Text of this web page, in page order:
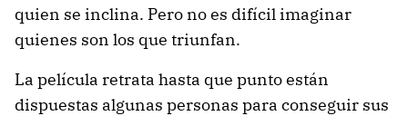
quien se inclina. Pero no es difícil imaginar
quienes son los que triunfan.
La película retrata hasta que punto están
dispuestas algunas personas para conseguir sus